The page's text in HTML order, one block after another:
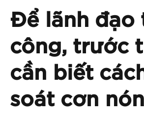
Để lãnh đạo
công, trước
cần biết
soát cơn